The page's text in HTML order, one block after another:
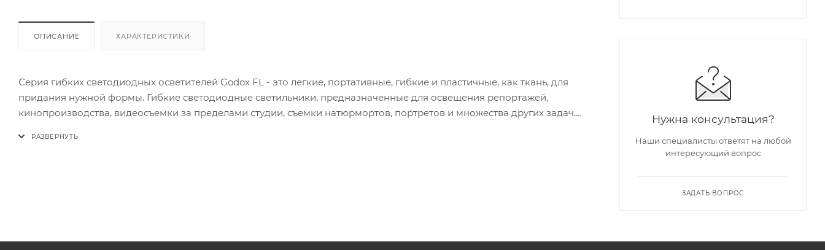
ОПИСАНИЕ ХАРАКТЕРИСТИКИ
Серия гибких светодиодных осветителей Godox FL - это легкие, портативные, гибкие и пластичные, как ткань, для
придания нужной формы. Гибкие светодиодные светильники, предназначенные для освещения репортажей,
кинопроизводства, видеосъемки за пределами студии, съемки натюрмортов, портретов и множества других задач.
Нужна консультация?
Наши специалисты ответят на любой
интересующий вопрос
ЗАДАТЬ ВОПРОС